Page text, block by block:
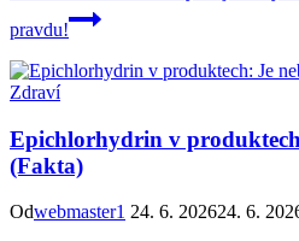
pravdu!
Zdraví
Epichlorhydrin v
(Fakta)
Odwebmaster1 24. 6. 202624. 6.